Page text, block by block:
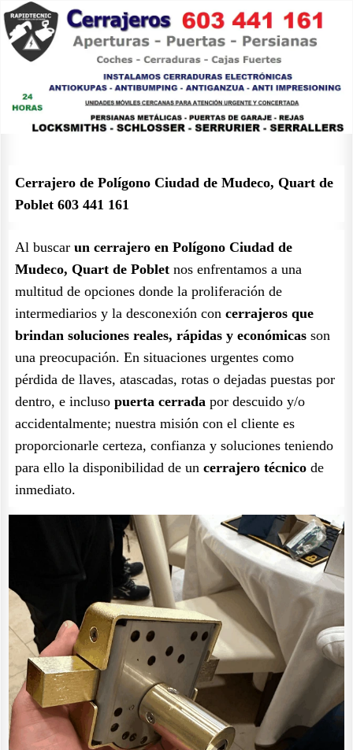
Cerrajero de Polígono Ciudad de Mudeco, Quart de
Poblet 603 441 161
Al buscar un cerrajero en Polígono Ciudad de
Mudeco, Quart de Poblet nos enfrentamos a una
multitud de opciones donde la proliferación de
intermediarios y la desconexión con cerrajeros que
brindan soluciones reales, rápidas y económicas son
una preocupación. En situaciones urgentes como
pérdida de llaves, atascadas, rotas o dejadas puestas por
dentro, e incluso puerta cerrada por descuido y/o
accidentalmente; nuestra misión con el cliente es
proporcionarle certeza, confianza y soluciones teniendo
para ello la disponibilidad de un cerrajero técnico de
inmediato.